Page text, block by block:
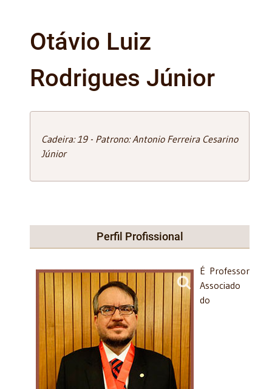
Otávio Luiz
Rodrigues Júnior
Cadeira: 19 - Patrono: Antonio Ferreira Cesarino
Júnior
Perfil Profissional
É Professor
Associado
do